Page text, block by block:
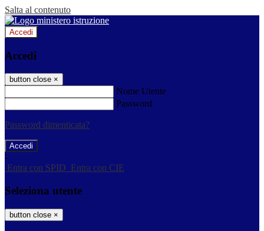
Salta al contenuto
Accedi
Accedi
button close ×
Nome Utente
Password
Password dimenticata?
-
Entra con SPID Entra con CIE
Seleziona utente
button close ×